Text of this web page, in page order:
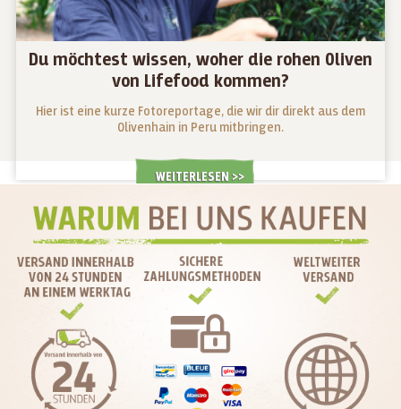
Du möchtest wissen, woher die rohen Oliven
von Lifefood kommen?
Hier ist eine kurze Fotoreportage, die wir dir direkt aus dem
Olivenhain in Peru mitbringen.
WEITERLESEN >